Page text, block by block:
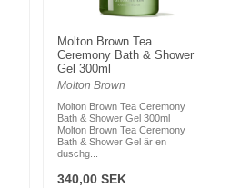
Molton Brown Tea
Ceremony Bath & Shower
Gel 300ml
Molton Brown
Molton Brown Tea Ceremony
Bath & Shower Gel 300ml
Molton Brown Tea Ceremony
Bath & Shower Gel är en
duschg...
340,00 SEK